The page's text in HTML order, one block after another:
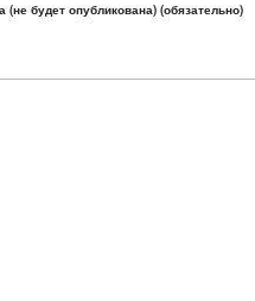
(не будет опубликована) (обязательно)